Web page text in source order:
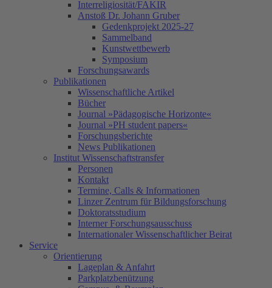
Interreligiosität/FAKIR
Anstoß Dr. Johann Gruber
Gedenkprojekt 2025-27
Sammelband
Kunstwettbewerb
Symposium
Forschungsawards
Publikationen
Wissenschaftliche Artikel
Bücher
Journal »Pädagogische Horizonte«
Journal »PH student papers«
Forschungsberichte
News Publikationen
Institut Wissenschaftstransfer
Personen
Kontakt
Termine, Calls & Informationen
Linzer Zentrum für Bildungsforschung
Doktoratsstudium
Interner Forschungsausschuss
Internationaler Wissenschaftlicher Beirat
Service
Orientierung
Lageplan & Anfahrt
Parkplatzbenützung